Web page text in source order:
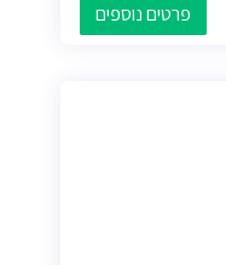
פרטים נוספים